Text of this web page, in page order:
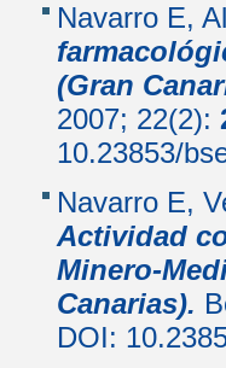
Navarro E,
(Gran
2007; 22(2):
10.23853/
Navarro E,
Actividad
Minero-
Canarias).
DOI: